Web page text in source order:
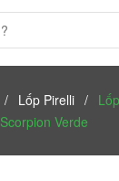
/ Lốp Pirelli /
Scorpion Verde